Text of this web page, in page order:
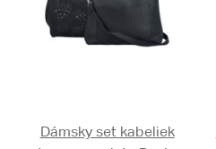
Dámsky set kabeliek